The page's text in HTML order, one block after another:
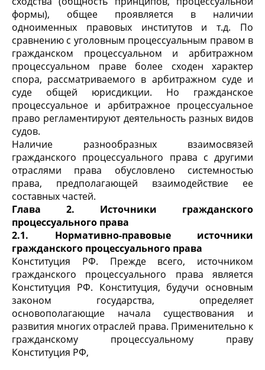
формы), общее проявляется в наличии
одноименных правовых институтов и т.д. По
сравнению с уголовным процессуальным правом в
гражданском процессуальном и арбитражном
процессуальном праве более сходен характер
спора, рассматриваемого в арбитражном суде и
суде общей юрисдикции. Но гражданское
процессуальное и арбитражное процессуальное
право регламентируют деятельность разных видов
судов.
Наличие разнообразных взаимосвязей
гражданского процессуального права с другими
отраслями права обусловлено системностью
права, предполагающей взаимодействие ее
составных частей.
Глава 2. Источники гражданского
процессуального права
2.1. Нормативно-правовые источники
гражданского процессуального права
Конституция РФ. Прежде всего, источником
гражданского процессуального права является
Конституция РФ. Конституция, будучи основным
законом государства, определяет
основополагающие начала существования и
развития многих отраслей права. Применительно к
гражданскому процессуальному праву
Конституция РФ,